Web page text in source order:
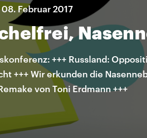
Februar 2017
+++ Russland:
+++ Wir erkunden die
von Toni Erdmann +++